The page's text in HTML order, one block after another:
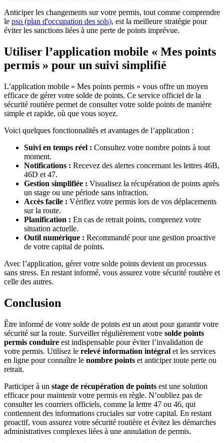
Anticiper les changements sur votre permis, tout comme comprendre
le pso (plan d'occupation des sols), est la meilleure stratégie pour
éviter les sanctions liées à une perte de points imprévue.
Utiliser l’application mobile « Mes points
permis » pour un suivi simplifié
L’application mobile « Mes points permis » vous offre un moyen
efficace de gérer votre solde de points. Ce service officiel de la
sécurité routière permet de consulter votre solde points de manière
simple et rapide, où que vous soyez.
Voici quelques fonctionnalités et avantages de l’application :
Suivi en temps réel : Consultez votre nombre points à tout
moment.
Notifications : Recevez des alertes concernant les lettres 46B,
46D et 47.
Gestion simplifiée : Visualisez la récupération de points après
un stage ou une période sans infraction.
Accès facile : Vérifiez votre permis lors de vos déplacements
sur la route.
Planification : En cas de retrait points, comprenez votre
situation actuelle.
Outil numérique : Recommandé pour une gestion proactive
de votre capital de points.
Avec l’application, gérer votre solde points devient un processus
sans stress. En restant informé, vous assurez votre sécurité routière et
celle des autres.
Conclusion
Être informé de votre solde de points est un atout pour garantir votre
sécurité sur la route. Surveiller régulièrement votre solde points
permis conduire est indispensable pour éviter l’invalidation de
votre permis. Utilisez le relevé information intégral et les services
en ligne pour connaître le nombre points et anticiper toute perte ou
retrait.
Participer à un stage de récupération de points est une solution
efficace pour maintenir votre permis en règle. N’oubliez pas de
consulter les courriers officiels, comme la lettre 47 ou 46, qui
contiennent des informations cruciales sur votre capital. En restant
proactif, vous assurez votre sécurité routière et évitez les démarches
administratives complexes liées à une annulation de permis.